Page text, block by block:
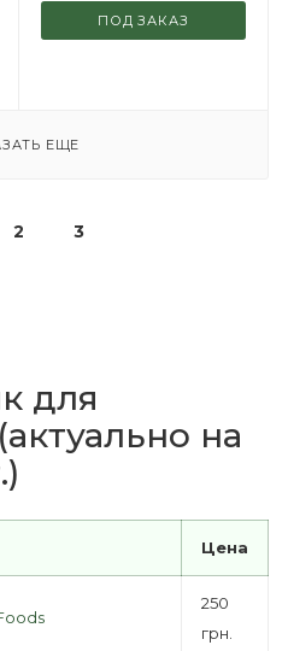
ПОД ЗАКАЗ
ЕЩЕ
2 3
для
на
Цена
250
грн.